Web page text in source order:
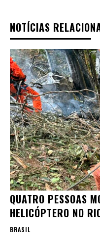
NOTÍCIAS
QUATRO PESSOAS
HELICÓPTERO NO
BRASIL